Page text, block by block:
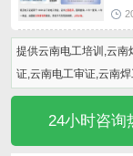
提供云南电工培训,云南
证,云南电工审证,云南
24小时咨询